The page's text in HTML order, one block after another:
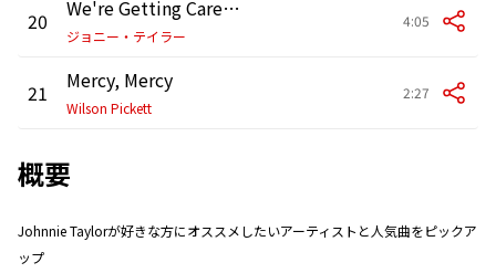
20 We're Getting Careless With Our Love
ジョニー・テイラー
4:05
21 Mercy, Mercy
Wilson Pickett
2:27
概要
Johnnie Taylorが好きな方にオススメしたいアーティストと人気曲をピックア
ップ